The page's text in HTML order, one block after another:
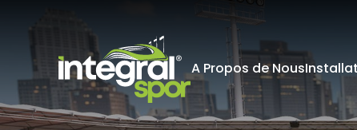
A Propos de Nous
KİŞİSEL
Kişisel
Projets Tous les projets